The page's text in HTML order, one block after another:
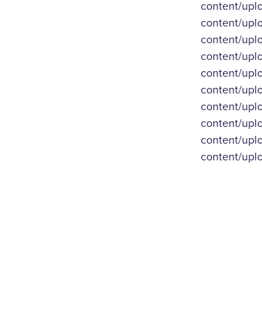
content/
content/
content/
content/
content/
content/
content/
content/
content/
content/